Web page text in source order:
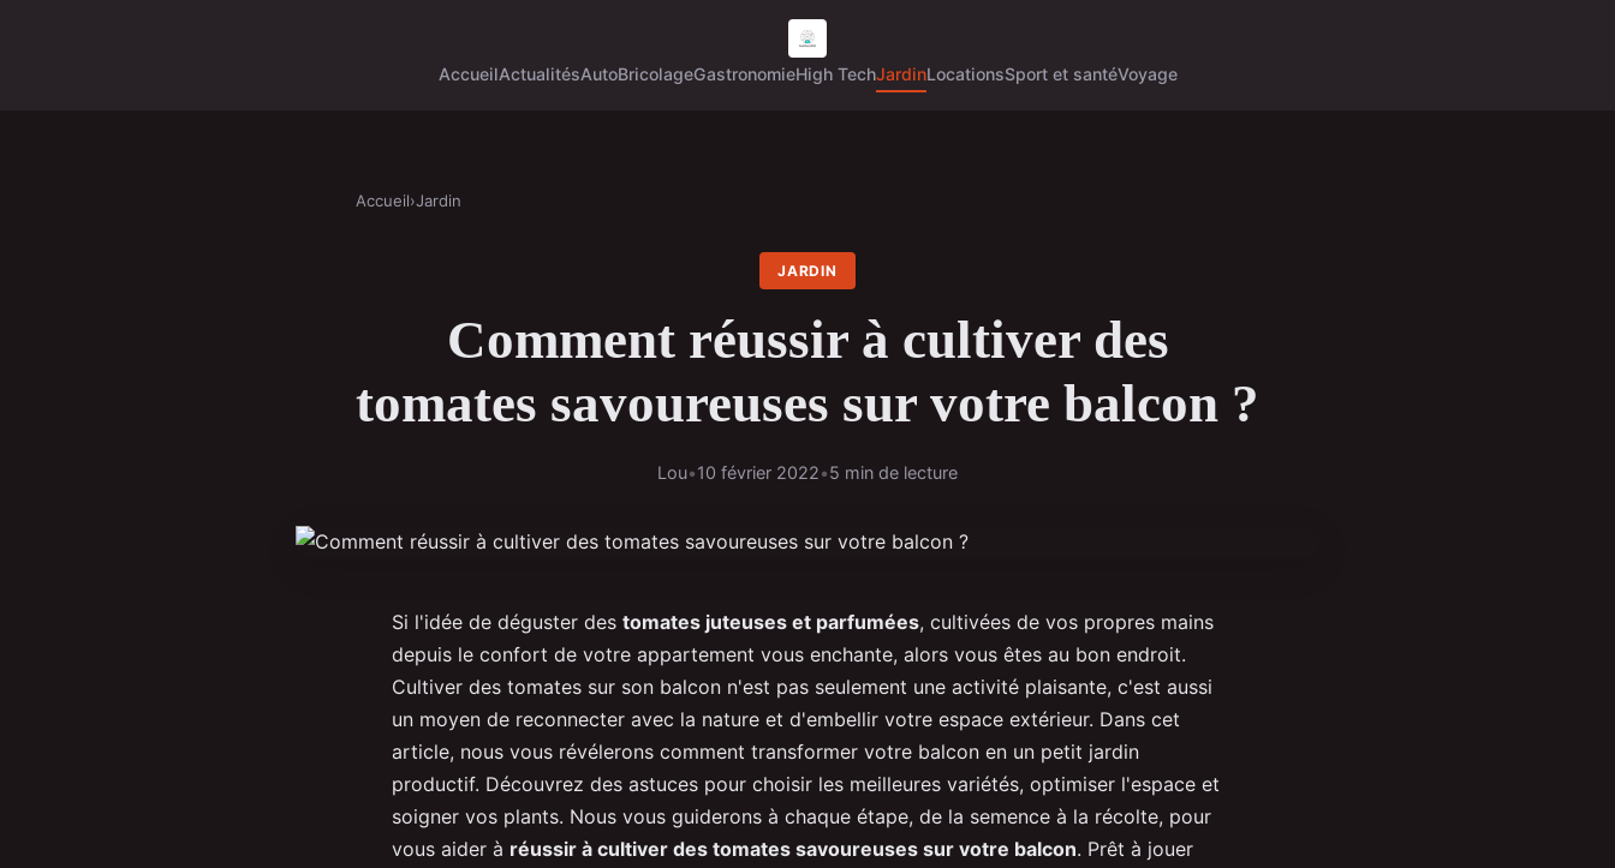
AccueilActualitésAutoBricolageGastronomieHigh TechJardinLocationsSport et santéVoyage
Accueil›Jardin
JARDIN
Comment réussir à cultiver des
tomates savoureuses sur votre balcon ?
Lou•10 février 2022•5 min de lecture
Si l'idée de déguster des tomates juteuses et parfumées, cultivées de vos propres mains
depuis le confort de votre appartement vous enchante, alors vous êtes au bon endroit.
Cultiver des tomates sur son balcon n'est pas seulement une activité plaisante, c'est aussi
un moyen de reconnecter avec la nature et d'embellir votre espace extérieur. Dans cet
article, nous vous révélerons comment transformer votre balcon en un petit jardin
productif. Découvrez des astuces pour choisir les meilleures variétés, optimiser l'espace et
soigner vos plants. Nous vous guiderons à chaque étape, de la semence à la récolte, pour
vous aider à réussir à cultiver des tomates savoureuses sur votre balcon. Prêt à jouer